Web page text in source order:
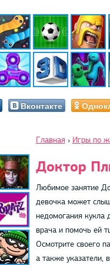
Вконтакте
Главная › Игры по
Доктор
Любимое занятие
девочка может
недомогания кукла
врача и помочь ей
Осмотрите своего
а также указатели,